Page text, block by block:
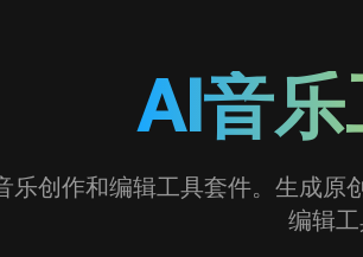
AI音
乐创作和编辑工具套件。生成
编辑工